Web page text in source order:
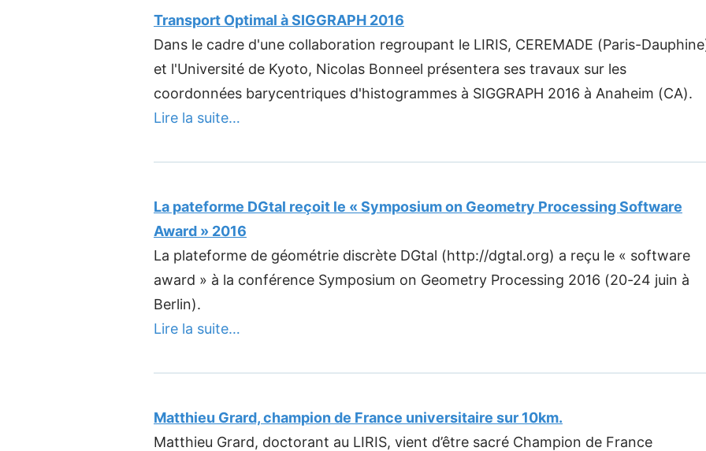
Transport Optimal à SIGGRAPH 2016
Dans le cadre d'une collaboration regroupant le LIRIS, CEREMADE (Paris-
et l'Université de Kyoto, Nicolas Bonneel présentera ses travaux sur les
coordonnées barycentriques d'histogrammes à SIGGRAPH 2016 à Anaheim (CA).
Lire la suite…
La pateforme DGtal reçoit le « Symposium on Geometry Processing Software
Award » 2016
La plateforme de géométrie discrète DGtal (http://dgtal.org) a reçu le « software
award » à la conférence Symposium on Geometry Processing 2016 (20-24 juin à
Berlin).
Lire la suite…
Matthieu Grard, champion de France universitaire sur 10km.
Matthieu Grard, doctorant au LIRIS, vient d’être sacré Champion de France